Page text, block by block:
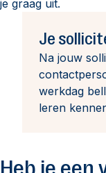
je graag uit.
Je
Na jouw
werkdag
leren